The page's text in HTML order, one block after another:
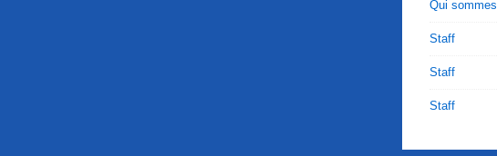
Qui
Staff
Staff
Staff